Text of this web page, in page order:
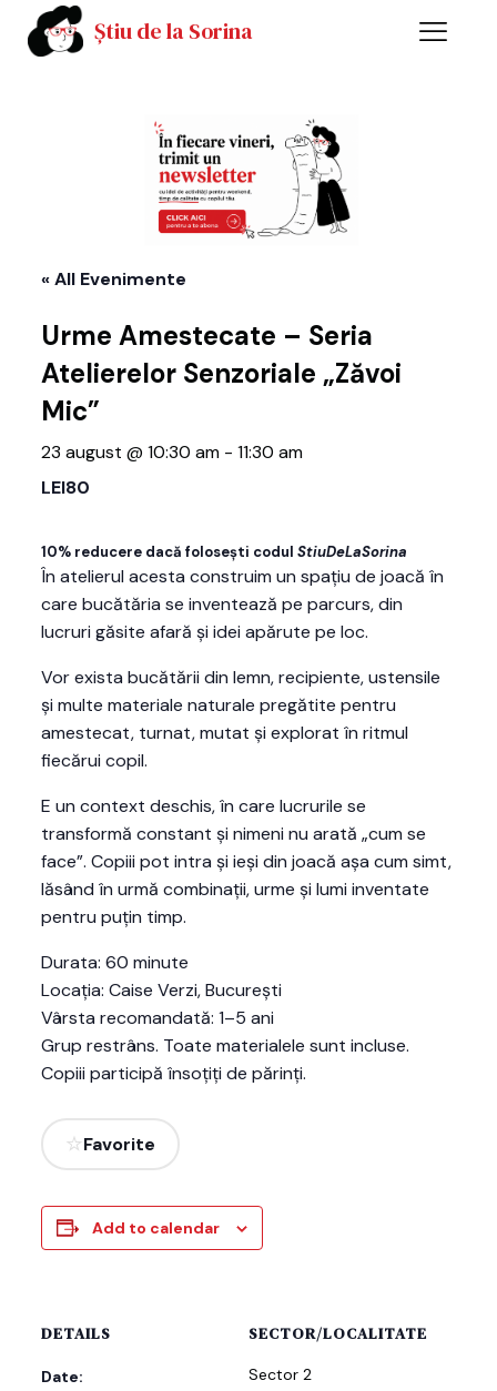
Știu de la Sorina
« All Evenimente
Urme Amestecate – Seria
Atelierelor Senzoriale „Zăvoi
Mic”
23 august @ 10:30 am- 11:30 am
LEI80
10% reducere dacă folosești codul StiuDeLaSorina
În atelierul acesta construim un spațiu de joacă în
care bucătăria se inventează pe parcurs, din
lucruri găsite afară și idei apărute pe loc.
Vor exista bucătării din lemn, recipiente, ustensile
și multe materiale naturale pregătite pentru
amestecat, turnat, mutat și explorat în ritmul
fiecărui copil.
E un context deschis, în care lucrurile se
transformă constant și nimeni nu arată „cum se
face”. Copiii pot intra și ieși din joacă așa cum simt,
lăsând în urmă combinații, urme și lumi inventate
pentru puțin timp.
Durata: 60 minute
Locația: Caise Verzi, București
Vârsta recomandată: 1–5 ani
Grup restrâns. Toate materialele sunt incluse.
Copiii participă însoțiți de părinți.
Favorite
Add to calendar
DETAILS
Date:
SECTOR/LOCALITATE
Sector 2